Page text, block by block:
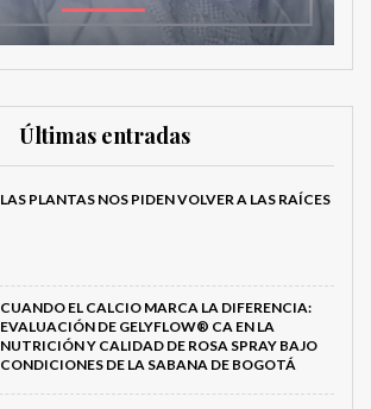
Últimas entradas
LAS PLANTAS NOS PIDEN VOLVER A LAS RAÍCES
CUANDO EL CALCIO MARCA LA DIFERENCIA:
EVALUACIÓN DE GELYFLOW® CA EN LA
NUTRICIÓN Y CALIDAD DE ROSA SPRAY BAJO
CONDICIONES DE LA SABANA DE BOGOTÁ